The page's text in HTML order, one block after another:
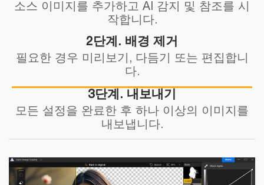
소스 이미지를 추가하고 AI 감지 및 참조를 시
작합니다.
2단계. 배경 제거
필요한 경우 미리보기, 다듬기 또는 편집합니
다.
3단계. 내보내기
모든 설정을 완료한 후 하나 이상의 이미지를
내보냅니다.